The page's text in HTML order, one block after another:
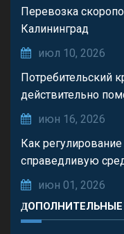
Перевозка
Калининград
июл 10, 2026
Потребительский
действительно
июн 16, 2026
Как
справедливую
июн 01, 2026